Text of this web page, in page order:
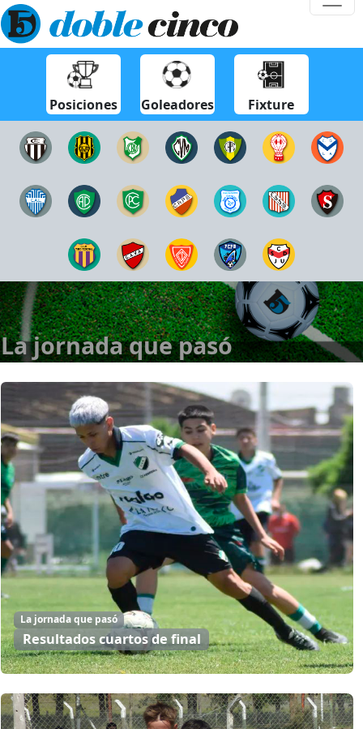
Posiciones Goleadores Fixture
La jornada que pasó
La jornada que pasó
Resultados cuartos de final